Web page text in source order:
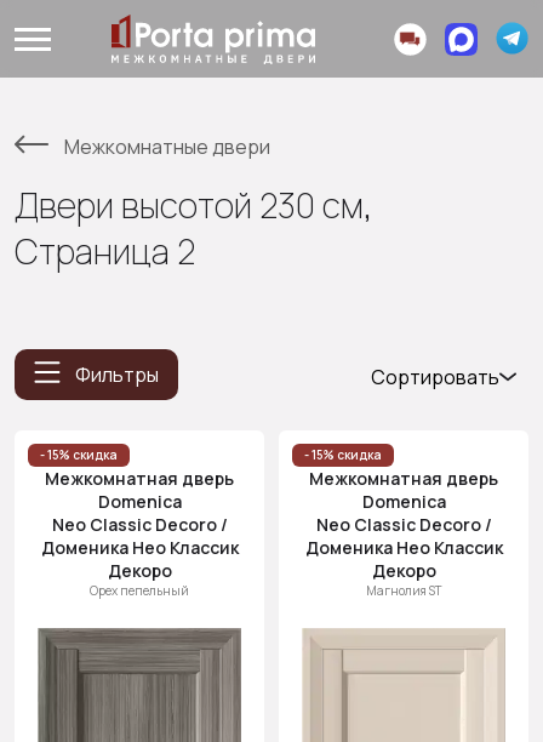
Межкомнатные двери
Двери высотой 230 см,
Страница 2
Фильтры
Сортировать
Цена
(возр.)
Цена (убыв.)
Cначала
новинки
скидки
- 15% скидка
Межкомнатная дверь
Domenica
Neo Classic Decoro /
Доменика Нео Классик
Декоро
Орех пепельный
- 15% скидка
Межкомнатная дверь
Domenica
Neo Classic Decoro /
Доменика Нео Классик
Декоро
Магнолия ST